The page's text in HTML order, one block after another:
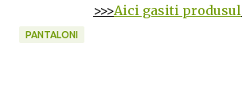
>>>Aici gasiti produsul
PANTALONI